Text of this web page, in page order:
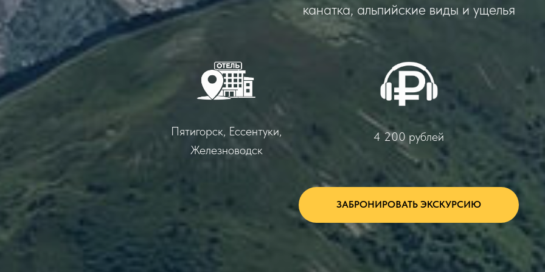
канатка, альпийские виды и ущелья
Пятигорск, Ессентуки,
Железноводск
4 200 рублей
ЗАБРОНИРОВАТЬ ЭКСКУРСИЮ